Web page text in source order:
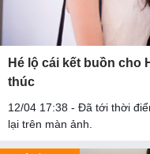
Hé lộ cái kết buồn cho
thúc
12/04 17:38 - Đã tới thời
lại trên màn ảnh.